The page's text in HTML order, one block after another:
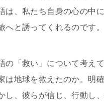
は、私たち自身の心の中
へと誘ってくれるのです。
の「救い」について考え
は地球を救えたのか。明
し、彼らが信じ、行動し